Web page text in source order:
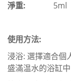
淨重: 5ml
使用方法:
浸浴: 選擇適合個
盛滿温水的浴缸